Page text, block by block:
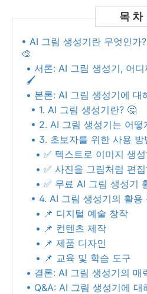
• AI 그림 생성기란 무엇인가
🎨
• 서론: AI 그림 생성기, 어
🖌️
• 본론: AI 그림 생성기에 대
• 1. AI 그림 생성기란? 🤔
• 2. AI 그림 생성기는 어
• 3. 초보자를 위한 사용 방
• ✅ 텍스트로 이미지 생
• ✅ 사진을 그림처럼 편
• ✅ 무료 AI 그림 생성기
• 4. AI 그림 생성기의 활용
• 📌 디지털 예술 창작
• 📌 컨텐츠 제작
• 📌 제품 디자인
• 📌 교육 및 학습 도구
• 결론: AI 그림 생성기의 매
• Q&A: AI 그림 생성기에 대